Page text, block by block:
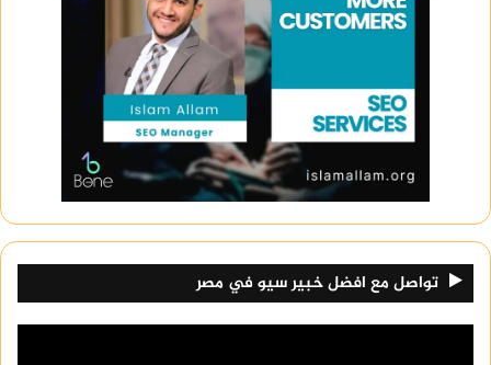
تواصل مع افضل خبير سيو في مصر